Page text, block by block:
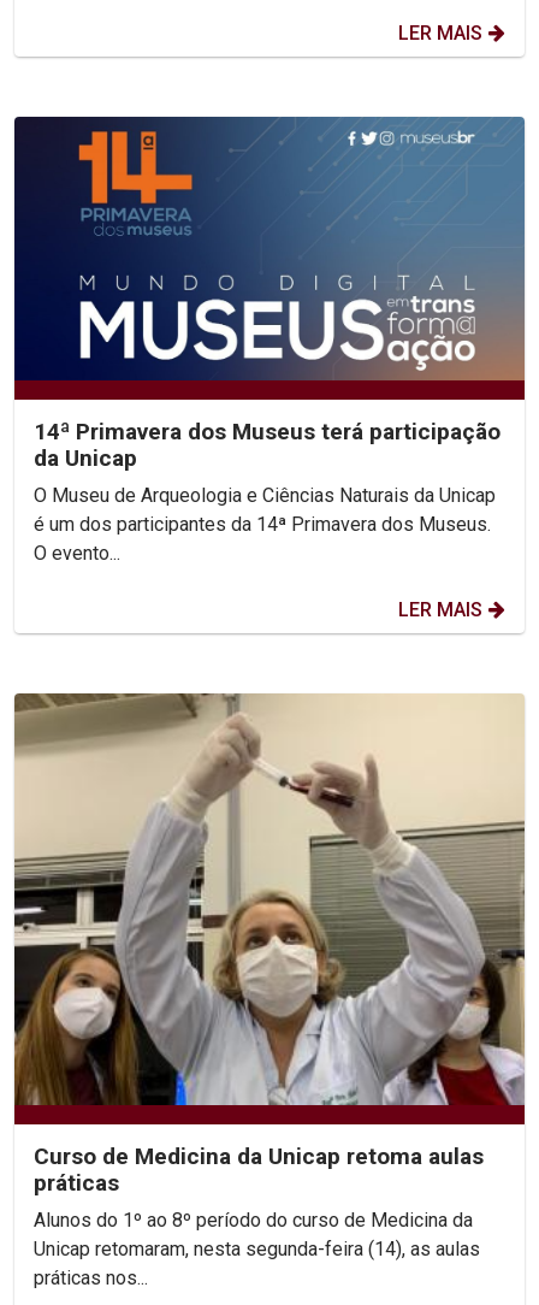
LER MAIS
14ª Primavera dos Museus terá participação
da Unicap
O Museu de Arqueologia e Ciências Naturais da Unicap
é um dos participantes da 14ª Primavera dos Museus.
O evento...
LER MAIS
Curso de Medicina da Unicap retoma aulas
práticas
Alunos do 1º ao 8º período do curso de Medicina da
Unicap retomaram, nesta segunda-feira (14), as aulas
práticas nos...